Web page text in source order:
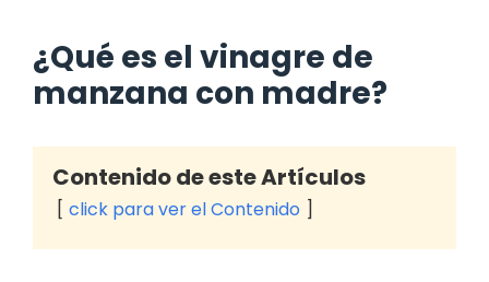
¿Qué es el vinagre de
manzana con madre?
Contenido de este Artículos
click para ver el Contenido